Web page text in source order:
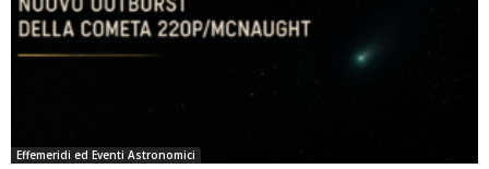
Effemeridi ed Eventi Astronomici